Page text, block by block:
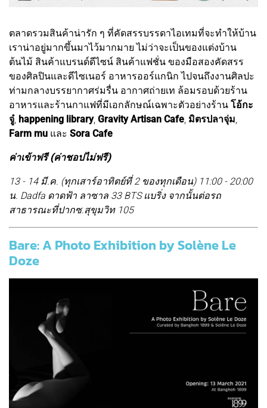
ตลาดรวมสินค้าน่ารัก ๆ ที่คัดสรรบรรดาไอเทมที่จะทำให้บ้าน
เราน่าอยู่มากขึ้นมาไว้มากมาย ไม่ว่าจะเป็นของแต่งบ้าน
ต้นไม้ สินค้าแบรนด์ดีไซน์ สินค้าแฟชั่น ของมือสองคัดสรร
ของศิลปินและดีไซเนอร์ อาหารออร์แกนิก ไปจนถึงงานศิลปะ
ท่ามกลางบรรยากาศร่มรื่น อากาศถ่ายเท ล้อมรอบด้วยร้าน
อาหารและร้านกาแฟที่มีเอกลักษณ์เฉพาะตัวอย่างร้าน โอ้กะ
จู๋, happening library, Gravity Artisan Cafe, มิตรปลาจุ่ม,
Farm mu และ Sora Cafe
ค่าเข้าฟรี (ค่าชอปไม่ฟรี)
13 - 14 มี.ค. (ทุกเสาร์อาทิตย์ที่ 2 ของทุกเดือน) 11:00 - 20:00
น. Dadfa ดาดฟ้า ลาซาล 33 BTS แบริ่ง จากนั้นต่อรถ
สาธารณะที่ปากซ.สุขุมวิท 105
Bare: A Photo Exhibition by Solène Le
Doze